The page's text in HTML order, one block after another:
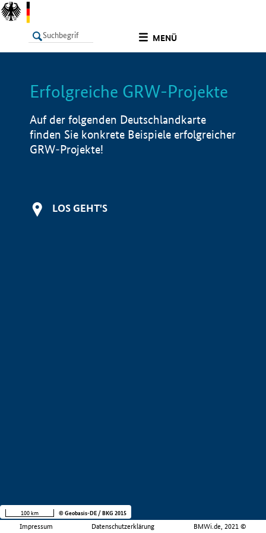
MENÜ
LISTE Info
Erfolgreiche GRW-Projekte
Auf der folgenden Deutschlandkarte
finden Sie konkrete Beispiele erfolgreicher
GRW-Projekte!
LOS GEHT'S
Impressum Datenschutzerklärung BMWi.de, 2021 ©
100 km © Geobasis-DE / BKG 2015